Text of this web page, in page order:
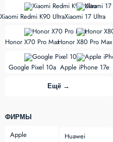
Xiaomi Redmi K90 Ultra
vs
Xiaomi 17 Ultra
Honor X70 Pro Max
vs
Honor X80 Pro Max
Google Pixel 10a
vs
Apple iPhone 17e
Ещё →
ФИРМЫ
Apple
Huawei